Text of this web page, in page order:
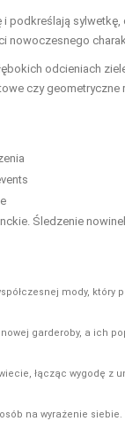
i podkreślają sylwetkę,
nowoczesnego
odcieniach
czy geometryczne
Śledzenie
mody, który
garderoby, a ich
łącząc wygodę z
na wyrażenie siebie.